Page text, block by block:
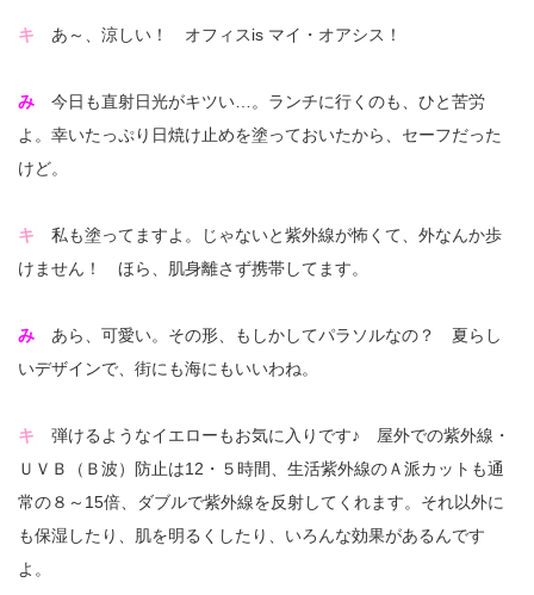
キ あ～、涼しい！ オフィスis マイ・オアシス！
み 今日も直射日光がキツい…。ランチに行くのも、ひと苦労
よ。幸いたっぷり日焼け止めを塗っておいたから、セーフだった
けど。
キ 私も塗ってますよ。じゃないと紫外線が怖くて、外なんか歩
けません！ ほら、肌身離さず携帯してます。
み あら、可愛い。その形、もしかしてパラソルなの？ 夏らし
いデザインで、街にも海にもいいわね。
キ 弾けるようなイエローもお気に入りです♪ 屋外での紫外線・
ＵＶＢ（Ｂ波）防止は12・５時間、生活紫外線のＡ派カットも通
常の８～15倍、ダブルで紫外線を反射してくれます。それ以外に
も保湿したり、肌を明るくしたり、いろんな効果があるんです
よ。